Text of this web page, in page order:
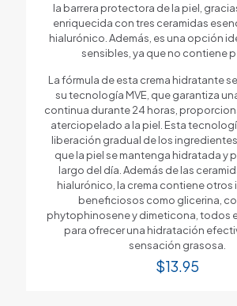
la barrera protectora de la piel,
enriquecida con tres ceramidas
hialurónico. Además, es una opción
sensibles, ya que no contiene
La fórmula de esta crema hidratante
su tecnología MVE, que garantiza
continua durante 24 horas,
aterciopelado a la piel. Esta
liberación gradual de los
que la piel se mantenga hidratada y
largo del día. Además de las
hialurónico, la crema contiene otros
beneficiosos como glicerina,
phytophinosene y dimeticona, todos
para ofrecer una hidratación
sensación grasosa.
$13.95